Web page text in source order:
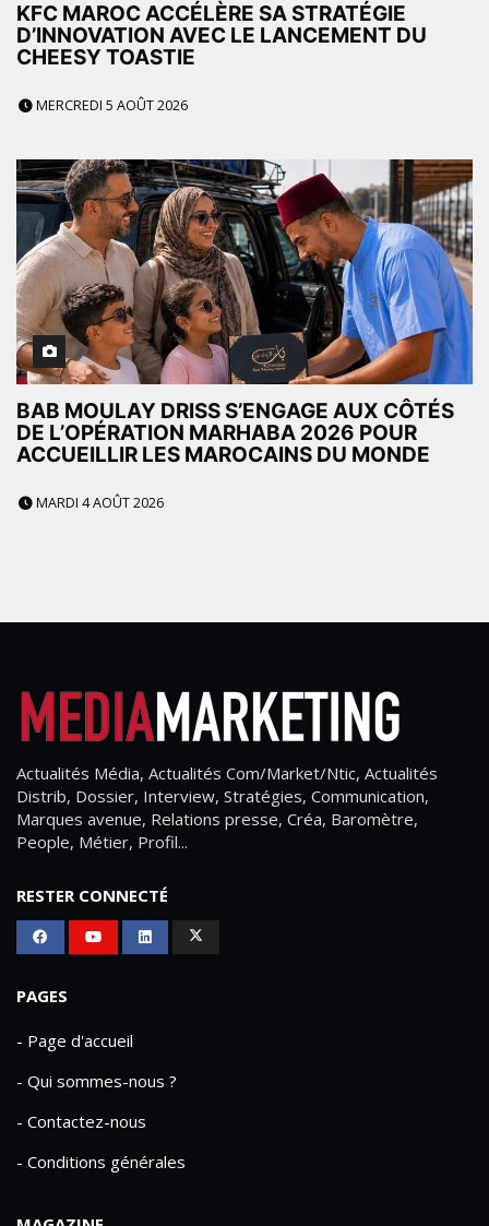
KFC MAROC ACCÉLÈRE SA STRATÉGIE
D’INNOVATION AVEC LE LANCEMENT DU
CHEESY TOASTIE
MERCREDI 5 AOÛT 2026
BAB MOULAY DRISS S’ENGAGE AUX CÔTÉS
DE L’OPÉRATION MARHABA 2026 POUR
ACCUEILLIR LES MAROCAINS DU MONDE
MARDI 4 AOÛT 2026
Actualités Média, Actualités Com/Market/Ntic, Actualités
Distrib, Dossier, Interview, Stratégies, Communication,
Marques avenue, Relations presse, Créa, Baromètre,
People, Métier, Profil...
RESTER CONNECTÉ
PAGES
- Page d'accueil
- Qui sommes-nous ?
- Contactez-nous
- Conditions générales